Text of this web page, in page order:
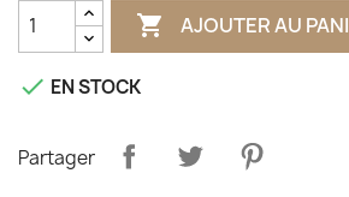
 AJOUTER AU
 EN STOCK
Partager